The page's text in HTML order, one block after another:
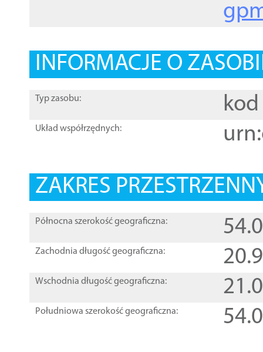
INFORMACJE O
Typ zasobu: kod
Układ współrzędnych:
ZAKRES
Północna szerokość geograficzna:
Zachodnia długość geograficzna:
Wschodnia długość geograficzna:
Południowa szerokość geograficzna: